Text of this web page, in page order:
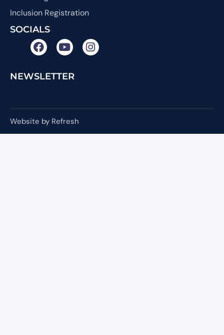
Inclusion Registration
SOCIALS
NEWSLETTER
Website by Refresh